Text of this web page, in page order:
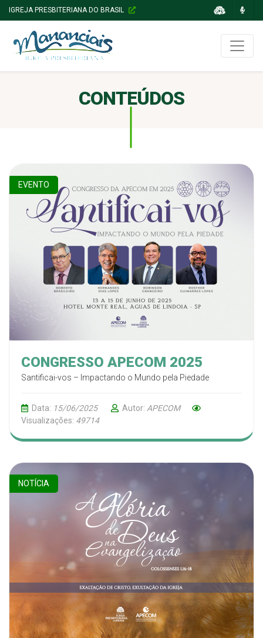
IGREJA PRESBITERIANA DO BRASIL
CONTEÚDOS
EVENTO
CONGRESSO APECOM 2025
Santificai-vos – Impactando o Mundo pela Piedade
Data: 15/06/2025 Autor: APECOM
Visualizações: 49714
NOTÍCIA